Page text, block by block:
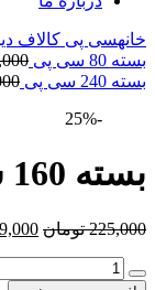
خانهسی پی کالاف
بسته 80 سی پی
بسته 240 سی پی
-25%
بسته 160 سی پی
225,000 تومان